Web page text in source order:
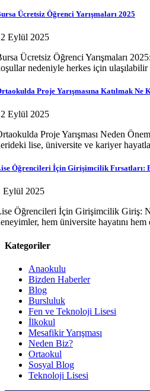
Ücretsiz Öğrenci Yarışmaları 2025
Eylül 2025
Ücretsiz Öğrenci Yarışmaları
nedeniyle herkes için
Proje Yarışmasına Katılmak Ne
Eylül 2025
Proje Yarışması Neden
lise, üniversite ve kariyer
Öğrencileri İçin Girişimcilik Fırsatları:
Eylül 2025
Öğrencileri İçin Girişimcilik Giriş:
hem üniversite hayatını
Kategoriler
Anaokulu
Bizden Haberler
Blog
Bursluluk
Fen ve Teknoloji Lisesi
İlkokul
Mesafikir Yarışması
Neden Biz?
Ortaokul
Sosyal Blog
Teknoloji Lisesi